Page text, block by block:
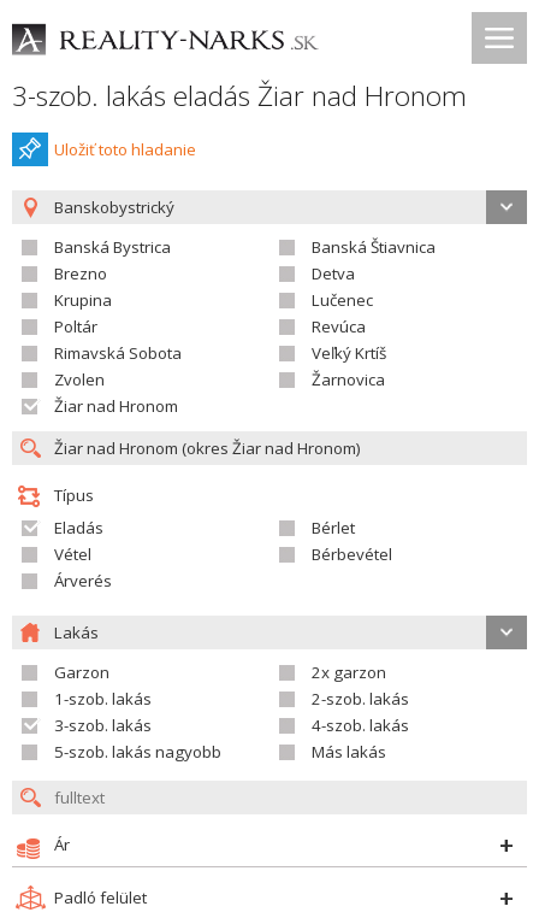
3-szob. lakás eladás Žiar nad Hronom
Uložiť toto hladanie
Banskobystrický
Banská Bystrica
Banská Štiavnica
Brezno
Detva
Krupina
Lučenec
Poltár
Revúca
Rimavská Sobota
Veľký Krtíš
Zvolen
Žarnovica
Žiar nad Hronom
Típus
Eladás
Bérlet
Vétel
Bérbevétel
Árverés
Lakás
Garzon
2x garzon
1-szob. lakás
2-szob. lakás
3-szob. lakás
4-szob. lakás
5-szob. lakás nagyobb
Más lakás
Ár
Padló felület